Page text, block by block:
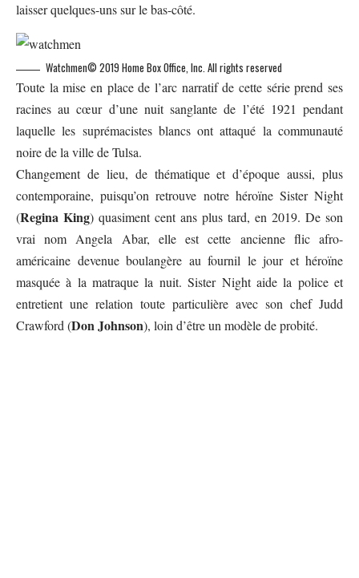
laisser quelques-uns sur le bas-côté.
Watchmen© 2019 Home Box Office, Inc. All rights reserved
Toute la mise en place de l’arc narratif de cette série prend ses
racines au cœur d’une nuit sanglante de l’été 1921 pendant
laquelle les suprémacistes blancs ont attaqué la communauté
noire de la ville de Tulsa.
Changement de lieu, de thématique et d’époque aussi, plus
contemporaine, puisqu’on retrouve notre héroïne Sister Night
(Regina King) quasiment cent ans plus tard, en 2019. De son
vrai nom Angela Abar, elle est cette ancienne flic afro-
américaine devenue boulangère au fournil le jour et héroïne
masquée à la matraque la nuit. Sister Night aide la police et
entretient une relation toute particulière avec son chef Judd
Crawford (Don Johnson), loin d’être un modèle de probité.